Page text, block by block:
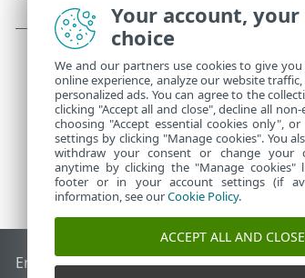
End of LifeBase de conocimiento de ESET
Your account,
choice
We and our partners use cookies to give
online experience, analyze our website
personalized ads. You can agree to the
clicking "Accept all and close", decline all
choosing "Accept essential cookies only",
settings by clicking "Manage cookies". You
withdraw your consent or change your
anytime by clicking the "Manage cookies"
footer or in your account settings (if
information, see ourCookie Policy.
ACCEPT ALL AND CLOSE